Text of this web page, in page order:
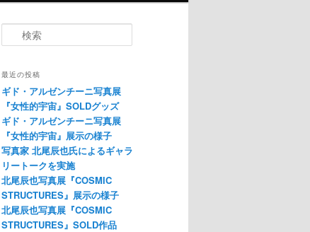
最近の投稿
ギド・アルゼンチーニ写真展
『女性的宇宙』SOLDグッズ
ギド・アルゼンチーニ写真展
『女性的宇宙』展示の様子
写真家 北尾辰也氏によるギャラ
リートークを実施
北尾辰也写真展『COSMIC
STRUCTURES』展示の様子
北尾辰也写真展『COSMIC
STRUCTURES』SOLD作品